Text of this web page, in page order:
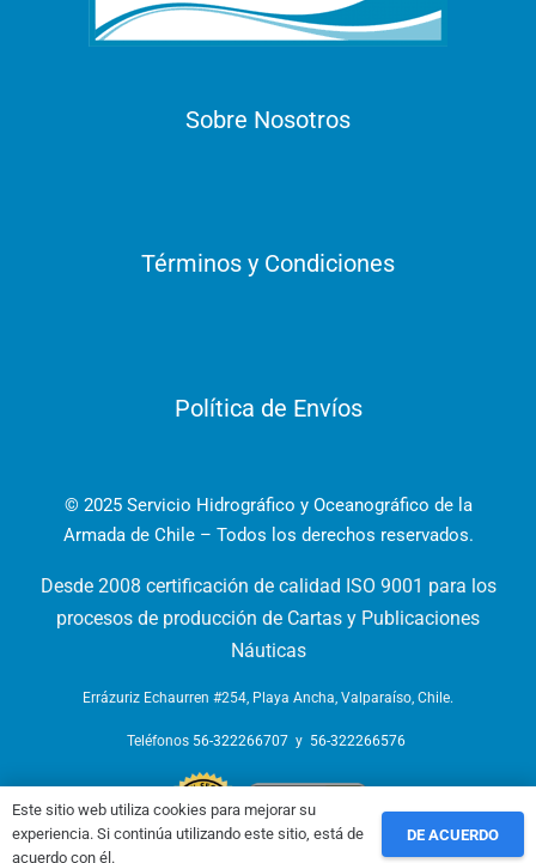
Sobre Nosotros
Términos y Condiciones
Política de Envíos
© 2025 Servicio Hidrográfico y Oceanográfico de la
Armada de Chile – Todos los derechos reservados.
Desde 2008 certificación de calidad ISO 9001 para los
procesos de producción de Cartas y Publicaciones
Náuticas
Errázuriz Echaurren #254, Playa Ancha, Valparaíso, Chile.
Teléfonos 56-322266707 y 56-322266576
Este sitio web utiliza cookies para mejorar su
experiencia. Si continúa utilizando este sitio, está de
acuerdo con él.
DE ACUERDO